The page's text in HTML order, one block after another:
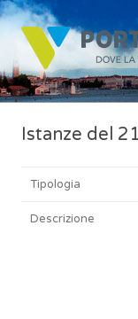
Istanze del
Tipologia
Descrizione